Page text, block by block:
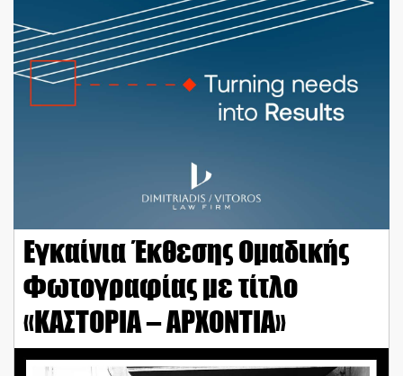
Εγκαίνια Έκθεσης Ομαδικής
Φωτογραφίας με τίτλο
«ΚΑΣΤΟΡΙΑ – ΑΡΧΟΝΤΙΑ»